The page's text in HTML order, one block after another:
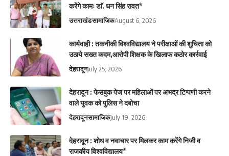
करेंगे कामः डाॅ. धन सिंह रावत*
उत्तराखंडसामाजिकAugust 6, 2026
कार्यवाही : तकनीकी विश्वविद्यालय ने परीक्षाओं की शुचिता को
उठाये सख्त कदम,आरोपी शिक्षक के खिलाफ कठोर कार्रवाई
देहरादूनJuly 25, 2026
देहरादून : फेसबुक पेज पर महिलाओं पर अभद्र टिप्पणी करने
वाले युवक को पुलिस ने दबोचा
देहरादूनसामाजिकJuly 19, 2026
देहरादून : शोध व नवाचार पर मिलकर काम करेंगे निजी व
राजकीय विश्वविद्यालय*